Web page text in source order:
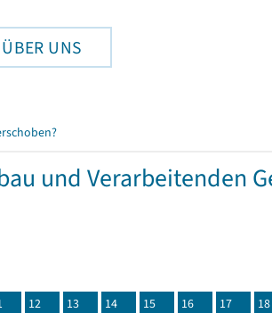
UNS
und Verarbeitenden
12 13 14 15 16 17 18